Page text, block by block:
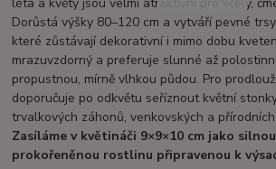
Dorůstá výšky 80–120 cm a vytváří pevné
které zůstávají dekorativní i mimo dobu
mrazuvzdorný a preferuje slunné až
propustnou, mírně vlhkou půdou. Pro
doporučuje po odkvětu seříznout květní
trvalkových záhonů, venkovských a
Zasíláme v květináči 9×9×10 cm jako
prokořeněnou rostlinu připravenou k